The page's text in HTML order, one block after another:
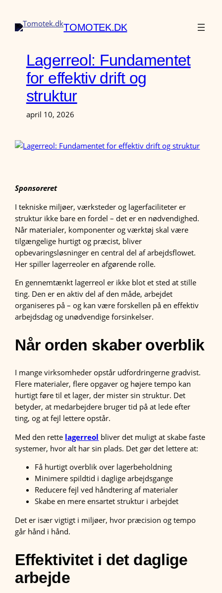
indhold
TOMOTEK.DK
Lagerreol: Fundamentet
for effektiv drift og
struktur
april 10, 2026
Sponsoreret
I tekniske miljøer, værksteder og lagerfaciliteter er
struktur ikke bare en fordel – det er en nødvendighed.
Når materialer, komponenter og værktøj skal være
tilgængelige hurtigt og præcist, bliver
opbevaringsløsninger en central del af arbejdsflowet.
Her spiller lagerreoler en afgørende rolle.
En gennemtænkt lagerreol er ikke blot et sted at stille
ting. Den er en aktiv del af den måde, arbejdet
organiseres på – og kan være forskellen på en effektiv
arbejdsdag og unødvendige forsinkelser.
Når orden skaber overblik
I mange virksomheder opstår udfordringerne gradvist.
Flere materialer, flere opgaver og højere tempo kan
hurtigt føre til et lager, der mister sin struktur. Det
betyder, at medarbejdere bruger tid på at lede efter
ting, og at fejl lettere opstår.
Med den rette lagerreol bliver det muligt at skabe faste
systemer, hvor alt har sin plads. Det gør det lettere at:
Få hurtigt overblik over lagerbeholdning
Minimere spildtid i daglige arbejdsgange
Reducere fejl ved håndtering af materialer
Skabe en mere ensartet struktur i arbejdet
Det er især vigtigt i miljøer, hvor præcision og tempo
går hånd i hånd.
Effektivitet i det daglige
arbejde